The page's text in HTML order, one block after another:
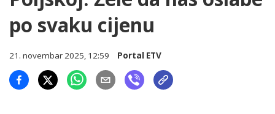
po svaku cijenu
21. novembar 2025, 12:59 Portal ETV